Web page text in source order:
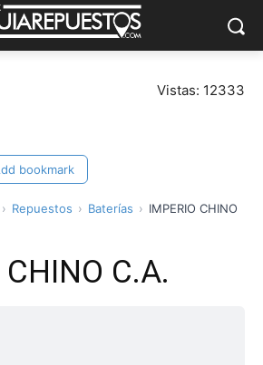
Vistas: 12333
bookmark
Repuestos Baterías
IMPERIO CHINO
C.A.